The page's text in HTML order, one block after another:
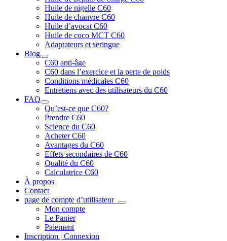
Huile de nigelle C60
Huile de chanvre C60
Huile d’avocat C60
Huile de coco MCT C60
Adaptateurs et seringue
Blog
C60 anti-âge
C60 dans l’exercice et la perte de poids
Conditions médicales C60
Entretiens avec des utilisateurs du C60
FAQ
Qu’est-ce que C60?
Prendre C60
Science du C60
Acheter C60
Avantages du C60
Effets secondaires de C60
Qualité du C60
Calculatrice C60
À propos
Contact
page de compte d’utilisateur
Mon compte
Le Panier
Paiement
Inscription | Connexion